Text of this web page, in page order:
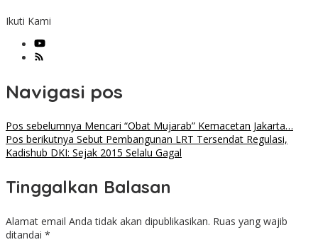
Ikuti Kami
Navigasi pos
Pos sebelumnya Mencari “Obat Mujarab” Kemacetan Jakarta…
Pos berikutnya Sebut Pembangunan LRT Tersendat Regulasi,
Kadishub DKI: Sejak 2015 Selalu Gagal
Tinggalkan Balasan
Alamat email Anda tidak akan dipublikasikan. Ruas yang wajib
ditandai *